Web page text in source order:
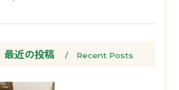
最近の投稿 Recent Posts